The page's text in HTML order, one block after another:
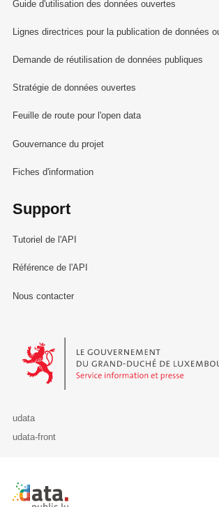
Guide d'utilisation des données ouvertes
Lignes directrices pour la publication de données
Demande de réutilisation de données publiques
Stratégie de données ouvertes
Feuille de route pour l'open data
Gouvernance du projet
Fiches d'information
Support
Tutoriel de l'API
Référence de l'API
Nous contacter
Le Gouvernement du Grand-Duché de
udata
udata-front
Retour à l'accueil de data.public.lu